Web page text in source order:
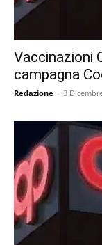
Vaccinazioni
campagna
Redazione - 3